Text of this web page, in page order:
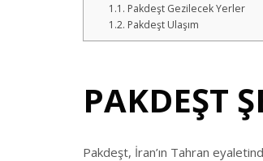
Pakdeşt Gezilecek Yerler
Pakdeşt Ulaşım
PAKDEŞT
Pakdeşt, İran’ın Tahran